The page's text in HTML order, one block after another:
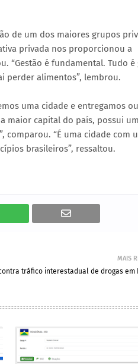
de um dos maiores grupos
privada nos proporcionou a
“Gestão é fundamental. Tudo é
perder alimentos”, lembrou.
uma cidade e entregamos
maior capital do país, possui um
“É uma cidade com
brasileiros”, ressaltou.
MAIS
tráfico interestadual de drogas em